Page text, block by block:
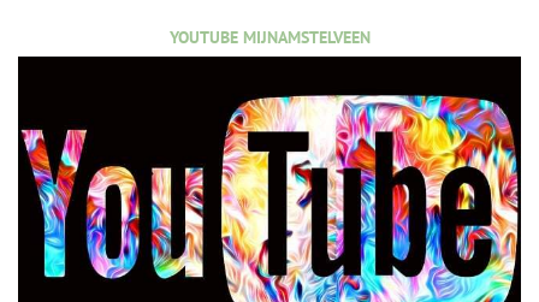
YOUTUBE MIJNAMSTELVEEN